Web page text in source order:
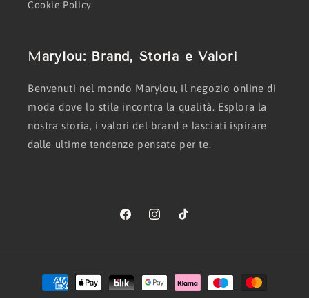
Cookie Policy
Marylou: Brand, Storia e Valori
Benvenuti nel mondo Marylou, il negozio online di
moda dove lo stile incontra la qualità. Esplora la
nostra storia, i valori del brand e lasciati ispirare
dalle ultime tendenze pensate per te.
FacebookInstagramTikTok
Metodi